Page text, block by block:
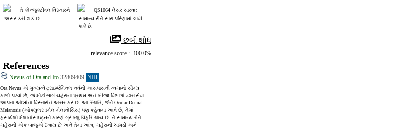
તે કોન્જુક્ટીવલ વિસ્તારને
અસર કરી શકે છે.
QS1064 લેસર સારવાર
સામાન્ય રીતે સારા પરિણામો લાવી
શકે છે.
છબી શોધ
relevance score : -100.0%
References
Nevus of Ota and Ito 32809409 NIH
Ota Nevus એ મુખ્યત્વે ટ્રાઇજેમિનલ નર્વની આસપાસની ત્વચાનો સૌમ્ય
કાળો પડવો છે, જે મોટાં ભાગે ચહેરાના પ્રથમ અને બીજા વિભાગો દ્વારા સેવા
આપતા આંખોના વિસ્તારોને અસર કરે છે. આ સ્થિતિ, જેને Ocular Dermal
Melanosis (ઓક્યુલર ડર્મલ મેલાનોસિસ) પણ કહેવામાં આવે છે, તેમાં
ફસાયેલાં મેલાનોસાઇટ્સને કારણે ગ્રે‑બ્લુ વિકૃતિ થાય છે. તે સામાન્ય રીતે
ચહેરાની એક બાજુએ દેખાય છે અને તેમાં આંખ, ચહેરાની ચામડી અને